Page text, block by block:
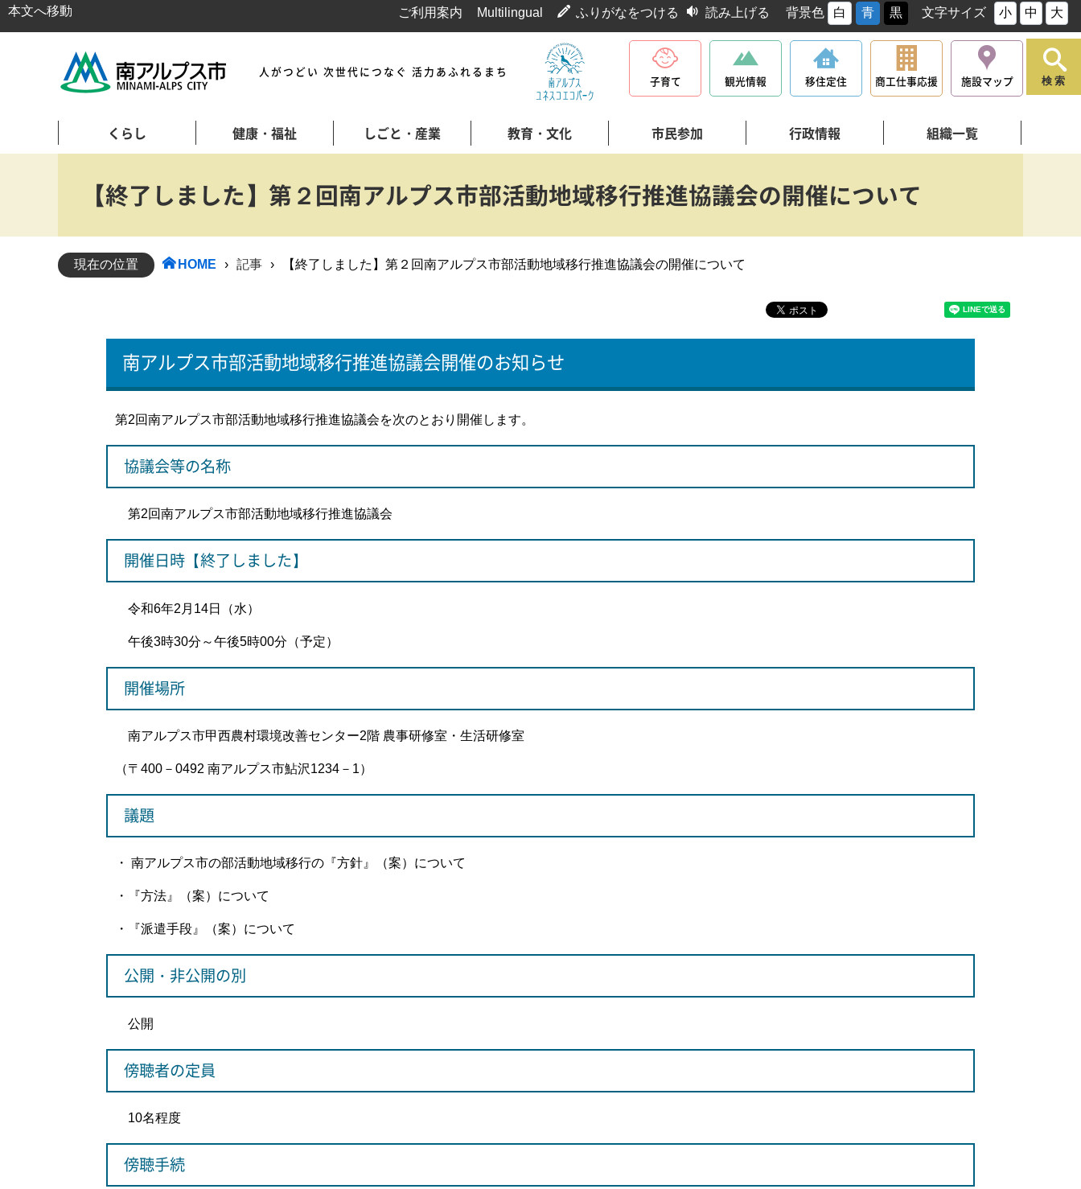
本文へ移動 ご利用案内 Multilingual ふりがなをつける 読み上げる 背景色 白 青 黒 文字サイズ 小 中 大
人がつどい 次世代につなぐ 活力あふれるまち
子育て 観光情報 移住定住 商工仕事応援 施設マップ
くらし 健康・福祉 しごと・産業 教育・文化 市民参加 行政情報 組織一覧
検索
【終了しました】第２回南アルプス市部活動地域移行推進協議会の開催について
現在の位置 HOME › 記事 › 【終了しました】第２回南アルプス市部活動地域移行推進協議会の開催について
南アルプス市部活動地域移行推進協議会開催のお知らせ
第2回南アルプス市部活動地域移行推進協議会を次のとおり開催します。
協議会等の名称
第2回南アルプス市部活動地域移行推進協議会
開催日時【終了しました】
令和6年2月14日（水）
午後3時30分～午後5時00分（予定）
開催場所
南アルプス市甲西農村環境改善センター2階 農事研修室・生活研修室
（〒400－0492 南アルプス市鮎沢1234－1）
議題
・ 南アルプス市の部活動地域移行の『方針』（案）について
・『方法』（案）について
・『派遣手段』（案）について
公開・非公開の別
公開
傍聴者の定員
10名程度
傍聴手続